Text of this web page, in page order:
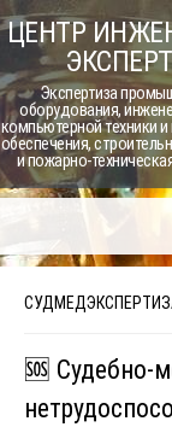
Skip
to
content
ЦЕНТР
Экспертиза
оборудования,
компьютерной техники
обеспечения,
и пожарно-
🆘 Судебно-